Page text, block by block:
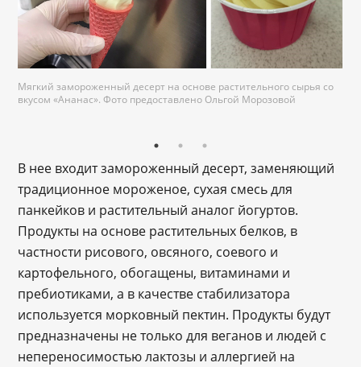
Мягкий замороженный десерт на основе растительного сырья со
вкусом«Ананас». Фото предоставлено Ольгой Морозовой
В нее входит замороженный десерт, заменяющий
традиционное мороженое, сухая смесь для
панкейков и растительный аналог йогуртов.
Продукты на основе растительных белков, в
частности рисового, овсяного, соевого и
картофельного, обогащены, витаминами и
пребиотиками, а в качестве стабилизатора
используется морковный пектин. Продукты будут
предназначены не только для веганов и людей с
непереносимостью лактозы и аллергией на